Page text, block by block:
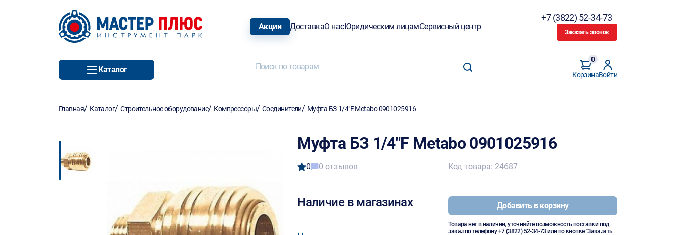
Акции ДоставкаО насЮридическим лицамСервисный центр
+7 (3822) 52-34-73
Заказать звонок
Каталог
Корзина
0
Войти
Главная/ Каталог/Строительное оборудование/ Компрессоры/Соединители/ Муфта БЗ 1/4"F Metabo 0901025916
Муфта БЗ 1/4"F Metabo 0901025916
0 0 отзывов
Наличие в магазинах
Код товара: 24687
Добавить в корзину
Товара нет в наличии, уточняйте возможность поставки под
заказ по телефону+7 (3822) 52-34-73 или по кнопке "Заказать